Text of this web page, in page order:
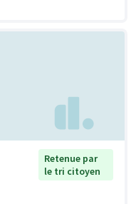
Retenue par
le tri citoyen